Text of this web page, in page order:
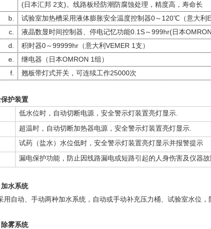
( 日本汇邦 2支)。线路板经防潮防腐蚀处理，精度高，寿命长
b. 试验室加热槽采用液体膨胀安全温度控制器0 ～ 120℃（意大利
c. 液晶数显时间控制器、停电记忆功能0.1S ～999hr( 日本
d.
积时器0 ～99999hr （意大利VEMER 1支）
e. 继电器（日本OMRON 1组）
f. 翘板带灯式开关，可连续工作25000次
护装置
低水位时，自动切断电源，安全警示灯装置亮灯显示
超温时，自动切断加热器电源，安全警示灯装置亮灯显示
试药（盐水）水位低时，安全警示灯装置亮灯显示并报警提示
漏电保护功能，防止因线路漏电或短路引起的人身伤害及仪器
水系统
用自动、手动两种加水系统，自动或手动补充压力桶、试验室水位
雾系统